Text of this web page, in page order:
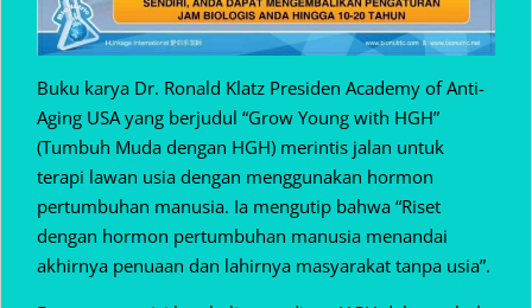
Buku karya Dr. Ronald Klatz Presiden Academy of Anti-
Aging USA yang berjudul “Grow Young with HGH”
(Tumbuh Muda dengan HGH) merintis jalan untuk
terapi lawan usia dengan menggunakan hormon
pertumbuhan manusia. Ia mengutip bahwa “Riset
dengan hormon pertumbuhan manusia menandai
akhirnya penuaan dan lahirnya masyarakat tanpa usia”.